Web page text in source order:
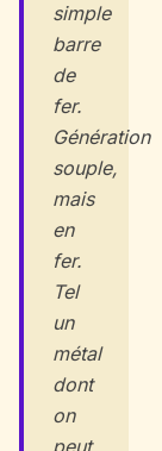
simple
barre
de
fer.
Génération
souple,
mais
en
fer.
Tel
un
métal
dont
on